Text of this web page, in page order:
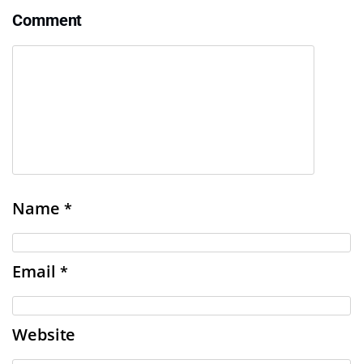
Comment
Name *
Email *
Website